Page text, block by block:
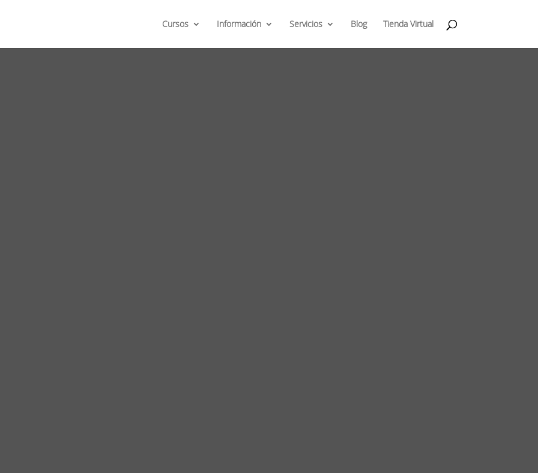
Cursos Información Servicios Blog Tienda Virtual